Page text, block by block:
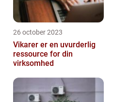
26 october 2023
Vikarer er en uvurderlig
ressource for din
virksomhed